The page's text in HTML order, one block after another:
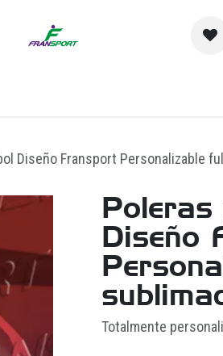
Diseño Fransport Personalizable
Diseño
Totalmente